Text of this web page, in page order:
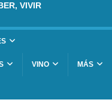
VIVIR
VINO MÁS